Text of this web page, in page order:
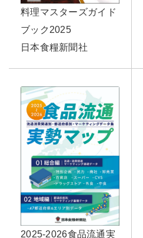
料理マスターズガイド
ブック2025
日本食糧新聞社
2025-2026食品流通実